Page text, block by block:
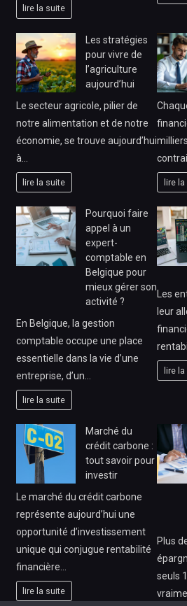
lire la suite
Les stratégies
pour vivre de
l’agriculture
aujourd’hui
Le secteur agricole, pilier de
notre alimentation et de notre
économie, se trouve aujourd’hui
à…
lire la suite lire
Pourquoi faire
appel à un
expert-
comptable en
Belgique pour
mieux gérer son
activité ?
En Belgique, la gestion
comptable occupe une place
essentielle dans la vie d’une
entreprise, d’un…
lire la suite
Les
leur
lire
Marché du
crédit carbone :
tout savoir pour
investir
Le marché du crédit carbone
représente aujourd’hui une
opportunité d’investissement
unique qui conjugue rentabilité
financière…
lire la suite
Plus
seuls